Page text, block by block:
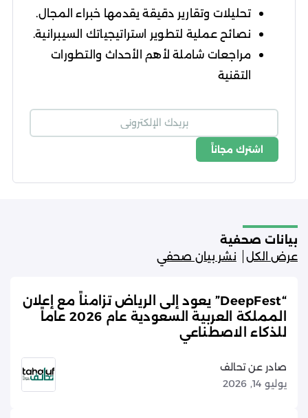
تحليلات وتقارير دقيقة يقدمها خبراء المجال.
نصائح عملية لتطوير استراتيجياتك السيبرانية.
مراجعات شاملة لأهم الأحداث والتطورات
التقنية
اشترك مجاناً
بيانات صحفية
عرض الكل
نشر بيان صحفي
“DeepFest” يعود إلى الرياض تزامناً مع إعلان
المملكة العربية السعودية عام 2026 عاماً
للذكاء الاصطناعي
صادر عن تحالف
يوليو 14, 2026